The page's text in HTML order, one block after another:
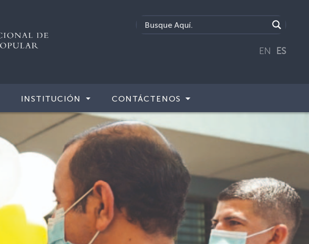
EN ES
INSTITUCIÓN CONTÁCTENOS